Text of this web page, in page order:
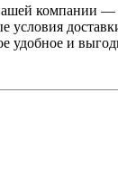
компании —
условия
удобное и